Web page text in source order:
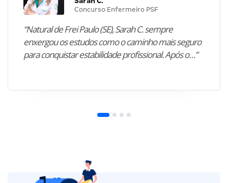
Concurso Enfermeiro PSF
“Natural de Frei Paulo (SE), Sarah C. sempre
enxergou os estudos como o caminho mais seguro
para conquistar estabilidade profissional. Após o…”